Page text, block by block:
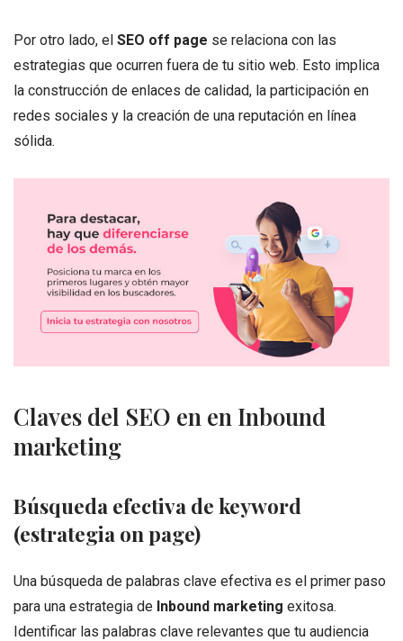
Por otro lado, el SEO off page se relaciona con las
estrategias que ocurren fuera de tu sitio web. Esto implica
la construcción de enlaces de calidad, la participación en
redes sociales y la creación de una reputación en línea
sólida.
Claves del SEO en en Inbound
marketing
Búsqueda efectiva de keyword
(estrategia on page)
Una búsqueda de palabras clave efectiva es el primer paso
para una estrategia de Inbound marketing exitosa.
Identificar las palabras clave relevantes que tu audiencia